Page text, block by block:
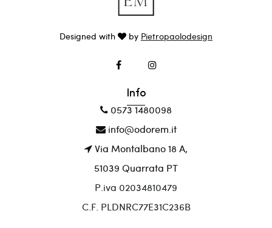
Designed with by Pietropaolodesign
Info
0573 1480098
info@odorem.it
Via Montalbano 18 A,
51039 Quarrata PT
P.iva 02034810479
C.F. PLDNRC77E31C236B